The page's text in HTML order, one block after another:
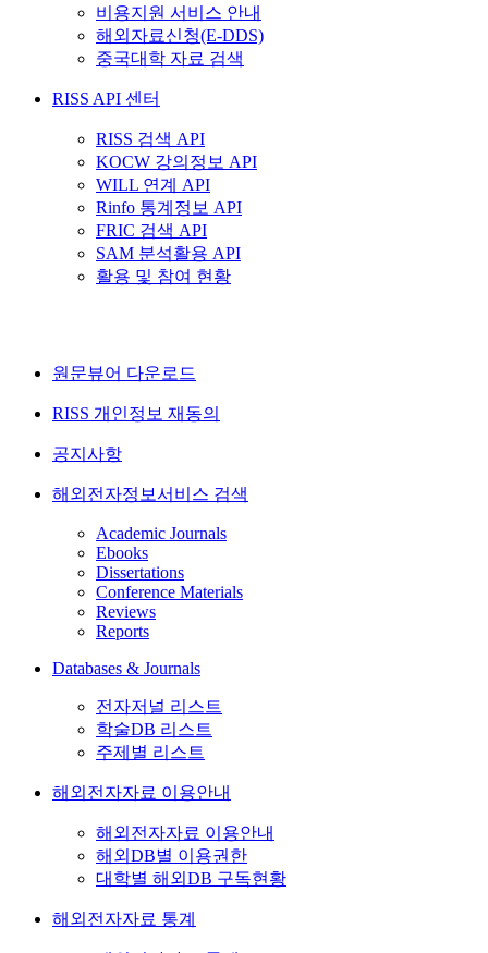
비용지원 서비스 안내
해외자료신청(E-DDS)
중국대학 자료 검색
RISS API 센터
RISS 검색 API
KOCW 강의정보 API
WILL 연계 API
Rinfo 통계정보 API
FRIC 검색 API
SAM 분석활용 API
활용 및 참여 현황
원문뷰어 다운로드
RISS 개인정보 재동의
공지사항
해외전자정보서비스 검색
Academic Journals
Ebooks
Dissertations
Conference Materials
Reviews
Reports
Databases & Journals
전자저널 리스트
학술DB 리스트
주제별 리스트
해외전자자료 이용안내
해외전자자료 이용안내
해외DB별 이용권한
대학별 해외DB 구독현황
해외전자자료 통계